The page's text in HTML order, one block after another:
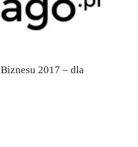
2017 – dla